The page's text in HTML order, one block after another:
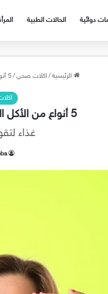
دوائية الحالات الطبية
الرئيسية / اكلات صحي / 5 أنواع من الأكل الصحي تقوي العيون
5 أنواع من الأكل الصحي تقوي العيون
غذاء